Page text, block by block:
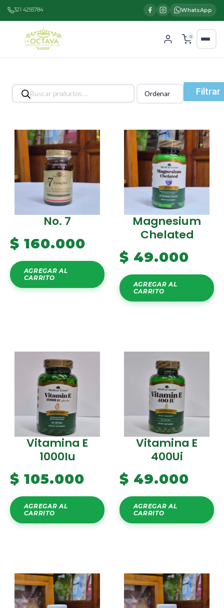
321 4255784 WhatsApp
0
Búsqueda
de
Filtrar
No. 7
$ 160.000
AGREGAR AL
CARRITO
Magnesium
Chelated
$ 49.000
AGREGAR AL
CARRITO
Vitamina E
1000Iu
$ 105.000
AGREGAR AL
CARRITO
Vitamina E
400Ui
$ 49.000
AGREGAR AL
CARRITO